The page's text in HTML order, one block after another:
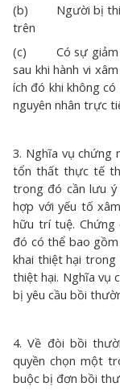
(b) Người bị thiệt
trên
(c) Có sự giảm
sau khi hành vi
ích đó khi không
nguyên nhân trực
3. Nghĩa vụ
tổn thất thực tế
trong đó cần lưu
hợp với yếu tố
hữu trí tuệ.
đó có thể bao
khai thiệt hại
thiệt hại. Nghĩa vụ
bị yêu cầu bồi
4. Về đòi bồi
quyền chọn một
buộc bị đơn bồi